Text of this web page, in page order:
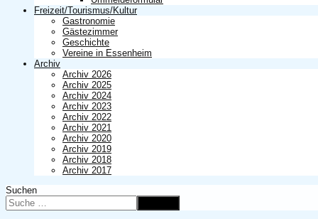
Freizeit/Tourismus/Kultur
Gastronomie
Gästezimmer
Geschichte
Vereine in Essenheim
Archiv
Archiv 2026
Archiv 2025
Archiv 2024
Archiv 2023
Archiv 2022
Archiv 2021
Archiv 2020
Archiv 2019
Archiv 2018
Archiv 2017
Suchen